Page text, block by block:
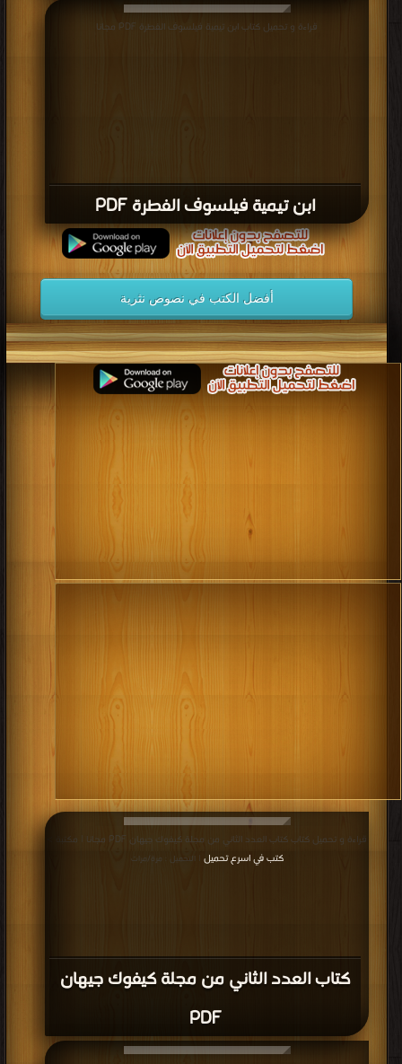
ابن تيمية فيلسوف الفطرة PDF
قراءة و تحميل كتاب ابن تيمية فيلسوف الفطرة PDF مجانا
أفضل الكتب في نصوص نثرية
كتاب العدد الثاني من مجلة كيفوك جيهان
PDF
قراءة و تحميل كتاب كتاب العدد الثاني من مجلة كيفوك جيهان PDF مجانا | مكتبة >
كتب في اسرع تحميل
| التحميل : مرة/مرات